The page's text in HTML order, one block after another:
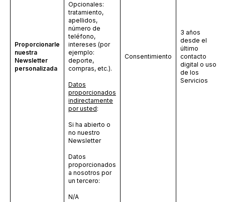
Proporcionarle
nuestra
Newsletter
personalizada
Opcionales:
tratamiento,
apellidos,
número de
teléfono,
intereses (por
ejemplo:
deporte,
compras, etc.).
Datos
proporcionados
indirectamente
por usted:
Si ha abierto o
no nuestro
Newsletter
Datos
proporcionados
a nosotros por
un tercero:
N/A
Consentimiento
3 años
desde el
último
contacto
digital o uso
de los
Servicios